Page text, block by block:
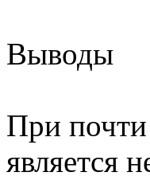
Выводы
При почти
является